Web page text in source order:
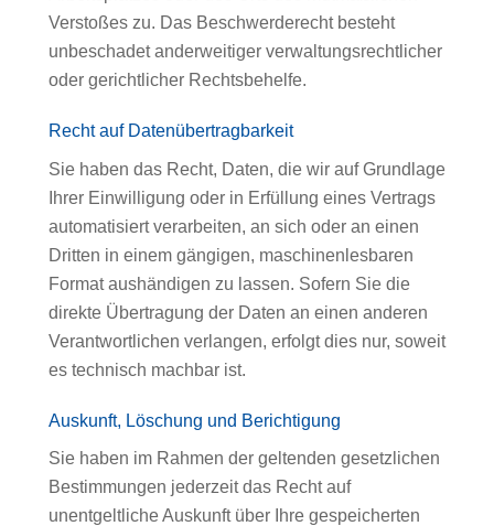
Verstoßes zu. Das Beschwerderecht besteht
unbeschadet anderweitiger verwaltungsrechtlicher
oder gerichtlicher Rechtsbehelfe.
Recht auf Daten­übertrag­barkeit
Sie haben das Recht, Daten, die wir auf Grundlage
Ihrer Einwilligung oder in Erfüllung eines Vertrags
automatisiert verarbeiten, an sich oder an einen
Dritten in einem gängigen, maschinenlesbaren
Format aushändigen zu lassen. Sofern Sie die
direkte Übertragung der Daten an einen anderen
Verantwortlichen verlangen, erfolgt dies nur, soweit
es technisch machbar ist.
Auskunft, Löschung und Berichtigung
Sie haben im Rahmen der geltenden gesetzlichen
Bestimmungen jederzeit das Recht auf
unentgeltliche Auskunft über Ihre gespeicherten